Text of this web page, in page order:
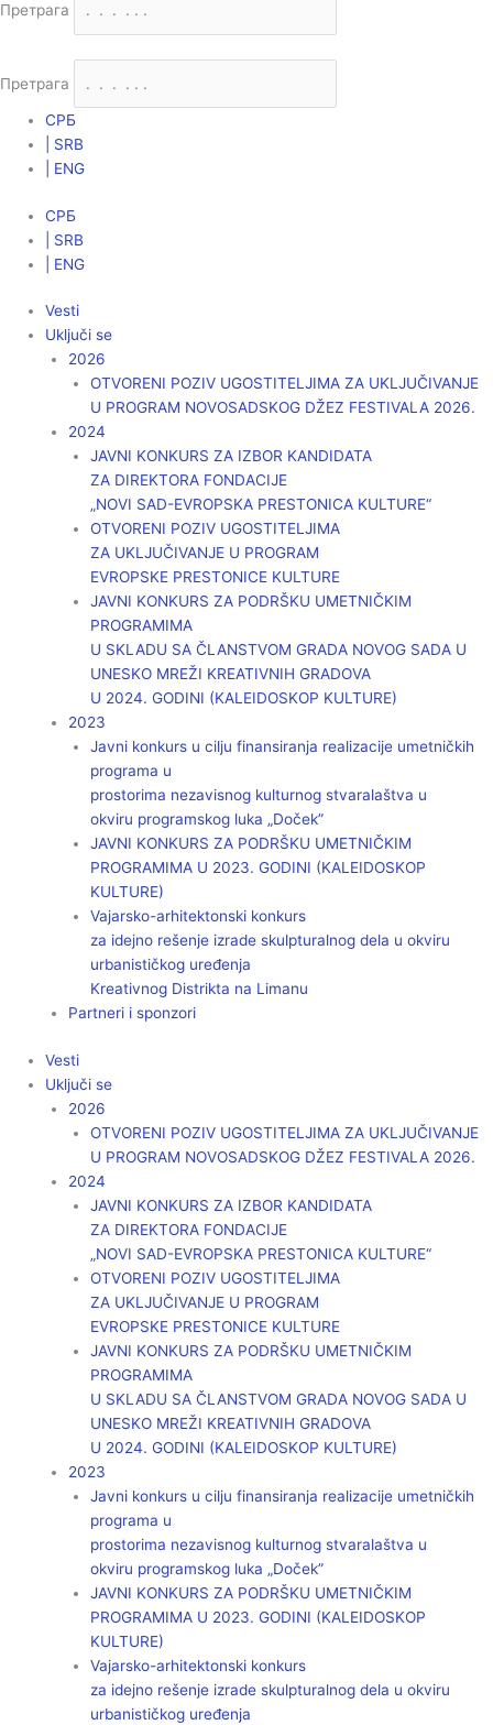
Претрага
Претрага
СРБ
| SRB
| ENG
СРБ
| SRB
| ENG
Vesti
Uključi se
2026
OTVORENI POZIV UGOSTITELJIMA ZA UKLJUČIVANJE
U PROGRAM NOVOSADSKOG DŽEZ FESTIVALA 2026.
2024
JAVNI KONKURS ZA IZBOR KANDIDATA
ZA DIREKTORA FONDACIJE
„NOVI SAD-EVROPSKA PRESTONICA KULTURE“
OTVORENI POZIV UGOSTITELJIMA
ZA UKLJUČIVANJE U PROGRAM
EVROPSKE PRESTONICE KULTURE
JAVNI KONKURS ZA PODRŠKU UMETNIČKIM
PROGRAMIMA
U SKLADU SA ČLANSTVOM GRADA NOVOG SADA U
UNESKO MREŽI KREATIVNIH GRADOVA
U 2024. GODINI (KALEIDOSKOP KULTURE)
2023
Javni konkurs u cilju finansiranja realizacije umetničkih
programa u
prostorima nezavisnog kulturnog stvaralaštva u
okviru programskog luka „Doček”
JAVNI KONKURS ZA PODRŠKU UMETNIČKIM
PROGRAMIMA U 2023. GODINI (KALEIDOSKOP
KULTURE)
Vajarsko-arhitektonski konkurs
za idejno rešenje izrade skulpturalnog dela u okviru
urbanističkog uređenja
Kreativnog Distrikta na Limanu
Partneri i sponzori
Vesti
Uključi se
2026
OTVORENI POZIV UGOSTITELJIMA ZA UKLJUČIVANJE
U PROGRAM NOVOSADSKOG DŽEZ FESTIVALA 2026.
2024
JAVNI KONKURS ZA IZBOR KANDIDATA
ZA DIREKTORA FONDACIJE
„NOVI SAD-EVROPSKA PRESTONICA KULTURE“
OTVORENI POZIV UGOSTITELJIMA
ZA UKLJUČIVANJE U PROGRAM
EVROPSKE PRESTONICE KULTURE
JAVNI KONKURS ZA PODRŠKU UMETNIČKIM
PROGRAMIMA
U SKLADU SA ČLANSTVOM GRADA NOVOG SADA U
UNESKO MREŽI KREATIVNIH GRADOVA
U 2024. GODINI (KALEIDOSKOP KULTURE)
2023
Javni konkurs u cilju finansiranja realizacije umetničkih
programa u
prostorima nezavisnog kulturnog stvaralaštva u
okviru programskog luka „Doček”
JAVNI KONKURS ZA PODRŠKU UMETNIČKIM
PROGRAMIMA U 2023. GODINI (KALEIDOSKOP
KULTURE)
Vajarsko-arhitektonski konkurs
za idejno rešenje izrade skulpturalnog dela u okviru
urbanističkog uređenja